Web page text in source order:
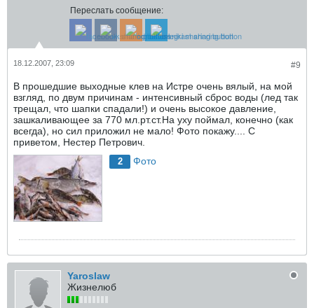
Переслать сообщение:
#9
18.12.2007, 23:09
В прошедшие выходные клев на Истре очень вялый, на мой
взгляд, по двум причинам - интенсивный сброс воды (лед так
трещал, что шапки спадали!) и очень высокое давление,
зашкаливающее за 770 мл.рт.ст.На уху поймал, конечно (как
всегда), но сил приложил не мало! Фото покажу.... С
приветом, Нестер Петрович.
2 Фото
Yaroslaw
Жизнелюб